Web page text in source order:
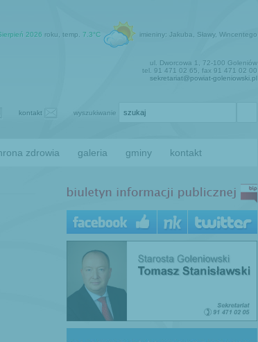
2026 roku, temp. 7.3°C imieniny: Jakuba, Sławy, Wincentego
ul. Dworcowa 1, 72-100 Goleniów
tel. 91 471 02 65, fax 91 471 02 00
sekretariat@powiat-goleniowski.pl
kontakt wyszukiwanie
zdrowia galeria gminy kontakt